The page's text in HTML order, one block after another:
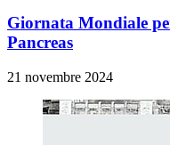
Giornata Mondiale
Pancreas
21 novembre 2024